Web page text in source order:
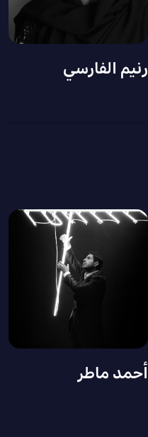
رنيم الفارسي
أحمد ماطر